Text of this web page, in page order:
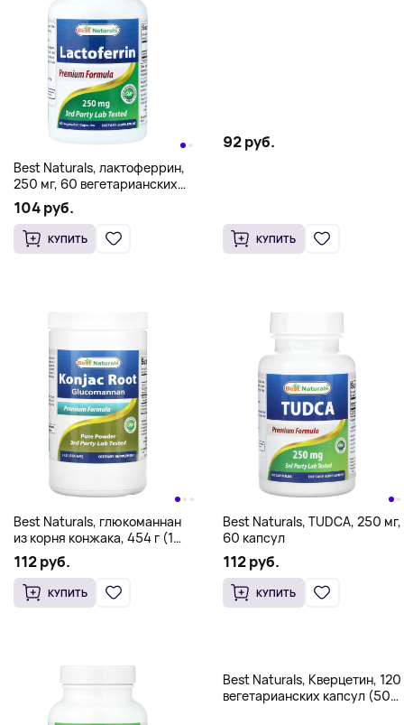
Best Naturals, лактоферрин,
250 мг, 60 вегетарианских
капсул
104 руб.
КУПИТЬ
92 руб.
КУПИТЬ
Best Naturals, глюкоманнан
из корня конжака, 454 г (1
фунт)
112 руб.
КУПИТЬ
Best Naturals, TUDCA, 250 мг,
60 капсул
112 руб.
КУПИТЬ
Best Naturals, Кверцетин, 120
вегетарианских капсул (500